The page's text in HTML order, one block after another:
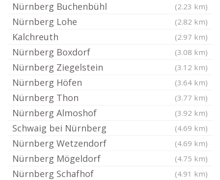
Nürnberg Buchenbühl (2.23 km)
Nürnberg Lohe (2.82 km)
Kalchreuth (2.97 km)
Nürnberg Boxdorf (3.08 km)
Nürnberg Ziegelstein (3.12 km)
Nürnberg Höfen (3.64 km)
Nürnberg Thon (3.77 km)
Nürnberg Almoshof (3.92 km)
Schwaig bei Nürnberg (4.69 km)
Nürnberg Wetzendorf (4.69 km)
Nürnberg Mögeldorf (4.75 km)
Nürnberg Schafhof (4.91 km)